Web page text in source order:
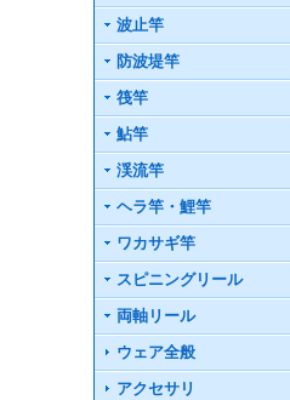
波止竿
防波堤竿
筏竿
鮎竿
渓流竿
ヘラ竿・鯉竿
ワカサギ竿
スピニングリール
両軸リール
ウェア全般
アクセサリ